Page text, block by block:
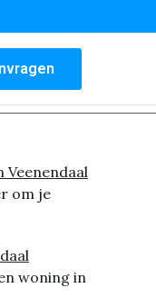
Veenendaal
om je
woning in